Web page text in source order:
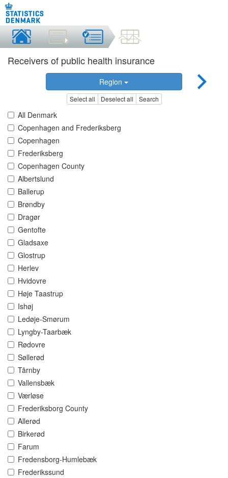
Receivers of public health insurance
Region
Select all Deselect all Search
All Denmark
Copenhagen and Frederiksberg
Copenhagen
Frederiksberg
Copenhagen County
Albertslund
Ballerup
Brøndby
Dragør
Gentofte
Gladsaxe
Glostrup
Herlev
Hvidovre
Høje Taastrup
Ishøj
Ledøje-Smørum
Lyngby-Taarbæk
Rødovre
Søllerød
Tårnby
Vallensbæk
Værløse
Frederiksborg County
Allerød
Birkerød
Farum
Fredensborg-Humlebæk
Frederikssund